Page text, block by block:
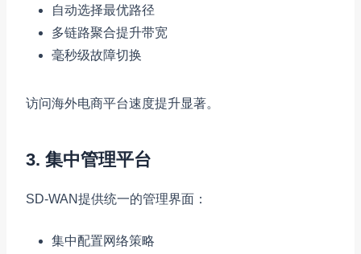
自动选择最优路径
多链路聚合提升带宽
毫秒级故障切换
访问海外电商平台速度提升显著。
3. 集中管理平台
SD-WAN提供统一的管理界面：
集中配置网络策略